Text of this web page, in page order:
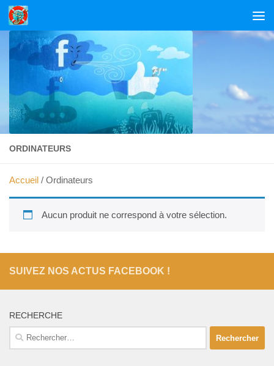
Skip to content
ORDINATEURS
Accueil / Ordinateurs
Aucun produit ne correspond à votre sélection.
SUIVEZ NOS ACTUS FACEBOOK !
RECHERCHE
Rechercher :